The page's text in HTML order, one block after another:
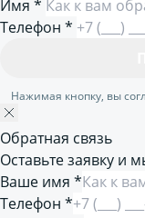
Имя *
Телефон *
Нажимая кнопку, вы
Обратная связь
Оставьте заявку и
Ваше имя *
Телефон *